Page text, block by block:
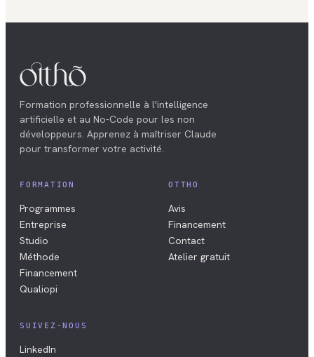
Formation professionnelle à l'intelligence
artificielle et au No-Code pour les non
développeurs. Apprenez à maîtriser Claude
pour transformer votre activité.
FORMATION
Programmes
Entreprise
Studio
Méthode
Financement
Qualiopi
OTTHO
Avis
Financement
Contact
Atelier gratuit
SUIVEZ-NOUS
LinkedIn